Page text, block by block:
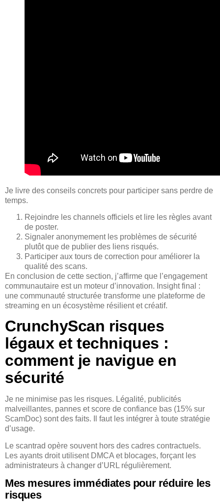
Je livre des conseils concrets pour participer sans perdre de
temps.
Rejoindre les channels officiels et lire les règles avant
de poster.
Signaler anonymement les problèmes de sécurité
plutôt que de publier des liens risqués.
Participer aux tours de correction pour améliorer la
qualité des scans.
En conclusion de cette section, j’affirme que l’engagement
communautaire est un moteur d’innovation. Insight final :
une communauté structurée transforme une plateforme de
streaming en un écosystème résilient et créatif.
CrunchyScan risques
légaux et techniques :
comment je navigue en
sécurité
Je ne minimise pas les risques. Légalité, publicités
malveillantes, pannes et score de confiance bas (15% sur
ScamDoc) sont des faits. Il faut les intégrer à toute stratégie
d’usage.
Le scantrad opère souvent hors des cadres contractuels.
Les ayants droit utilisent DMCA et blocages, forçant les
administrateurs à changer d’URL régulièrement.
Mes mesures immédiates pour réduire les
risques